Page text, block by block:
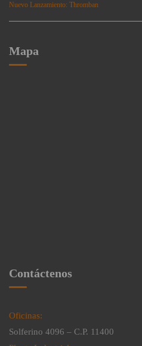
Nuevo Lanzamiento: Thromban
Mapa
Contáctenos
Oficinas:
Solferino 4096 – C.P. 11400